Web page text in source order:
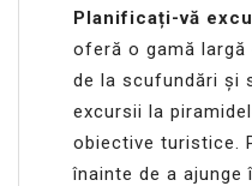
Planificați-vă
oferă o gamă
de la scufundări și
excursii la
obiective turistice.
înainte de a ajunge